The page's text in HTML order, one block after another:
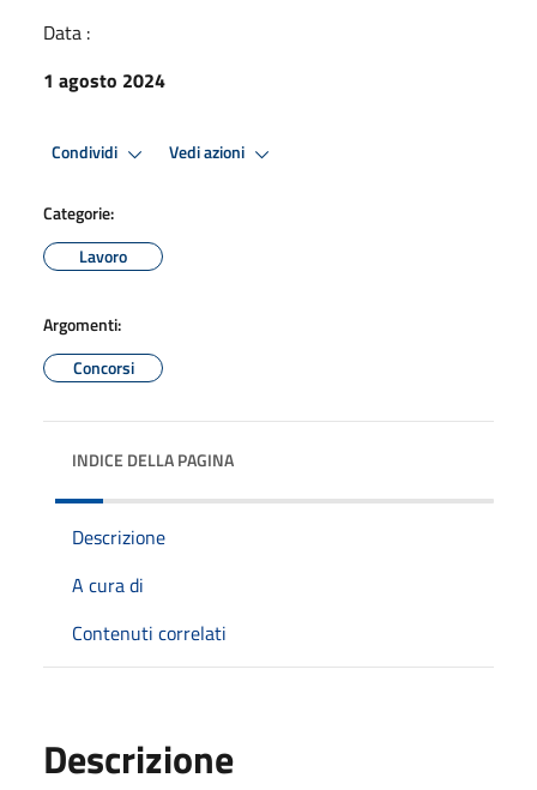
Data :
1 agosto 2024
Condividi Vedi azioni
Categorie:
Lavoro
Argomenti:
Concorsi
INDICE DELLA PAGINA
Descrizione
A cura di
Contenuti correlati
Descrizione